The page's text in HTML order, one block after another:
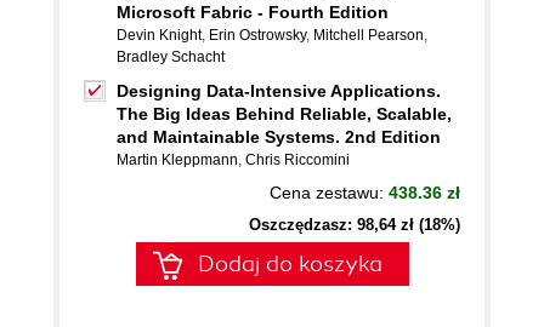
Microsoft Fabric - Fourth Edition
Devin Knight, Erin Ostrowsky, Mitchell Pearson,
Bradley Schacht
Designing Data-Intensive Applications.
The Big Ideas Behind Reliable, Scalable,
and Maintainable Systems. 2nd Edition
Martin Kleppmann, Chris Riccomini
Cena zestawu: 438.36 zł
Oszczędzasz: 98,64 zł (18%)
Dodaj do koszyka